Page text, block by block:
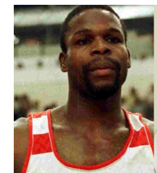
Viral
Life
City Guide
Pop Culture
Agenda